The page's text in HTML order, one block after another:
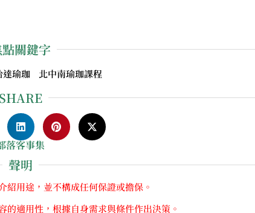
關鍵字
瑜珈 北中南瑜珈課程
SHARE
落客事集
聲明
紹用途，並不構成任何保證或擔保。
的適用性，根據自身需求與條件作出決策。